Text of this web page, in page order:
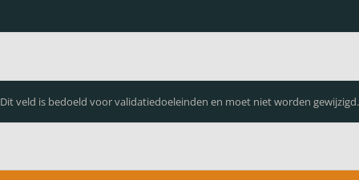
Dit veld is bedoeld voor validatiedoeleinden en moet niet worden gewijzigd.